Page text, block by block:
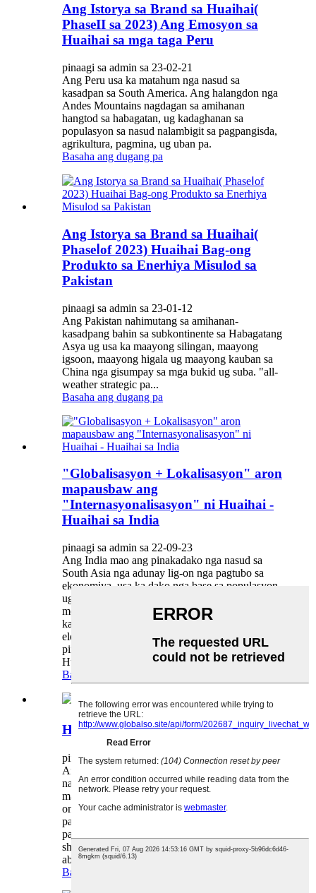
Ang Istorya sa Brand sa Huaihai(
PhaseII sa 2023) Ang Emosyon sa
Huaihai sa mga taga Peru
pinaagi sa admin sa 23-02-21
Ang Peru usa ka matahum nga nasud sa
kasadpan sa South America. Ang halangdon nga
Andes Mountains nagdagan sa amihanan
hangtod sa habagatan, ug kadaghanan sa
populasyon sa nasud nalambigit sa pagpangisda,
agrikultura, pagmina, ug uban pa.
Basaha ang dugang pa
Ang Istorya sa Brand sa Huaihai(
PhaseⅠof 2023) Huaihai Bag-ong
Produkto sa Enerhiya Misulod sa
Pakistan
pinaagi sa admin sa 23-01-12
Ang Pakistan nahimutang sa amihanan-
kasadpang bahin sa subkontinente sa Habagatang
Asya ug usa ka maayong silingan, maayong
igsoon, maayong higala ug maayong kauban sa
China nga gisumpay sa mga bukid ug suba. "all-
weather strategic pa...
Basaha ang dugang pa
"Globalisasyon + Lokalisasyon" aron
mapausbaw ang
"Internasyonalisasyon" ni Huaihai -
Huaihai sa India
pinaagi sa admin sa 22-09-23
Ang India mao ang pinakadako nga nasud sa
South Asia nga adunay lig-on nga pagtubo sa
ekonomiya, usa ka dako nga base sa populasyon
ug dako nga potensyal sa pagpalambo sa
merkado. Sa pagkakaron, labaw pa sa 50 ka mga
kasosyo sa India ang nag-import sa 2 ka ligid nga
electric scooter gikan sa Huaihai Global, diin ang
pinakataas nga panahon sa kooperasyon uban sa
Huaihai adunay ...
Basaha ang dugang pa
Huaihai Cargo Tricycle【Q7C】
pinaagi sa admin sa 22-09-05
Ang mga high-brightness nga mga headlight
naghatag usa ka halapad nga palibot sa suga, nga
mahimong modan-ag mga 50 metros ang gilay-
on, pagsiguro nga tin-aw ang panan-aw sa
pagmaneho sa gabii ug labi ka luwas nga
pagsakay. Ang single-connected φ43 spring
shock absorber labi nga nagpauswag sa shock
absorber effect sa tibuok sakyanan, ug ang...
Basaha ang dugang pa